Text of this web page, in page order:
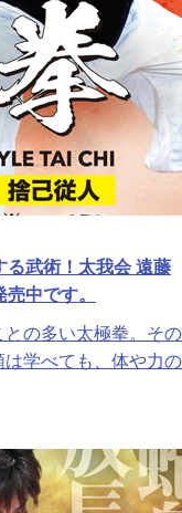
る武術！太我会 遠藤
中です。
の多い太極拳。その
学べても、体や力の